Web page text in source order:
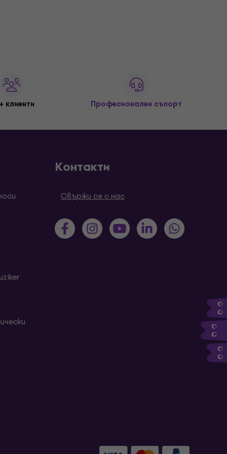
клиенти Професионален съпорт
Контакти
Свържи се с нас